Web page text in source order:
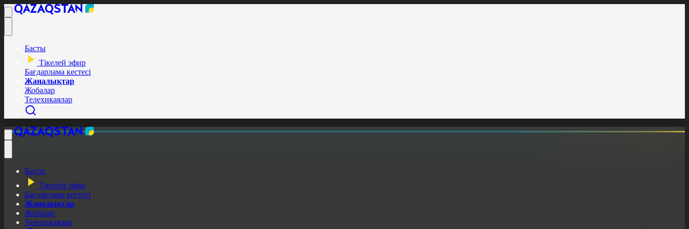
Басты
Тікелей эфир
Бағдарлама кестесі
Жаңалықтар
Жобалар
Телехикаялар
Басты
Тікелей эфир
Бағдарлама кестесі
Жаңалықтар
Жобалар
Телехикаялар